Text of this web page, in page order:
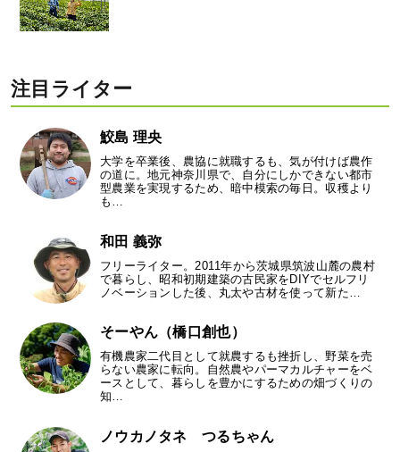
注目ライター
鮫島 理央
大学を卒業後、農協に就職するも、気が付けば農作
の道に。地元神奈川県で、自分にしかできない都市
型農業を実現するため、暗中模索の毎日。収穫より
も…
和田 義弥
フリーライター。2011年から茨城県筑波山麓の農村
で暮らし、昭和初期建築の古民家をDIYでセルフリ
ノベーションした後、丸太や古材を使って新た…
そーやん（橋口創也）
有機農家二代目として就農するも挫折し、野菜を売
らない農家に転向。自然農やパーマカルチャーをベ
ースとして、暮らしを豊かにするための畑づくりの
知…
ノウカノタネ つるちゃん